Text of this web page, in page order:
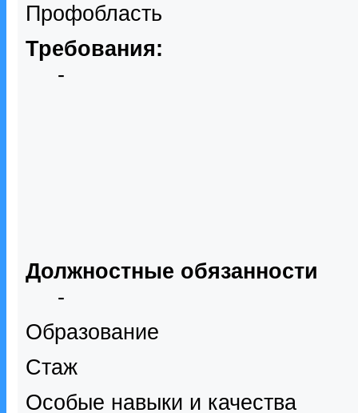
Профобласть
Требования:
-
Должностные обязанности
-
Образование
Стаж
Особые навыки и качества